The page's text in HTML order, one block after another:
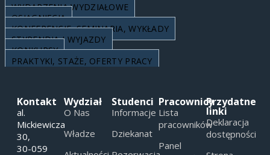
WYDARZENIA WYDZIAŁOWE
OSIĄGNIĘCIA
KONFERENCJE, SEMINARIA, WYKŁADY
STYPENDIA I WYJAZDY
KONKURSY
PRAKTYKI, STAŻE, OFERTY PRACY
Kontakt
al.
Mickiewicza
30,
30-059
Wydział
O Nas
Władze
Studenci
Informacje
Dziekanat
Pracownicy
Lista
pracowników
Panel
Przydatne
linki
Deklaracja
dostępności